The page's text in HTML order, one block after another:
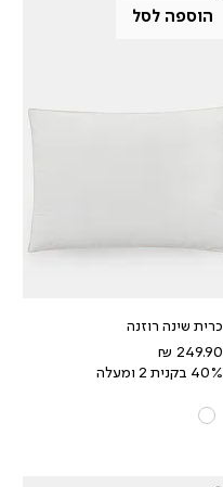
הוספה לסל
כרית שינה רוזנה
מחיר
40% בקנית 2 ומעלה